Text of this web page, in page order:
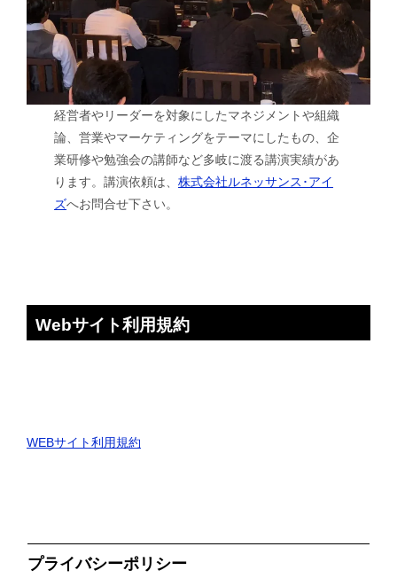
経営者やリーダーを対象にしたマネジメントや組織
論、営業やマーケティングをテーマにしたもの、企
業研修や勉強会の講師など多岐に渡る講演実績があ
ります。講演依頼は、株式会社ルネッサンス･アイ
ズへお問合せ下さい。
Webサイト利用規約
WEBサイト利用規約
プライバシーポリシー